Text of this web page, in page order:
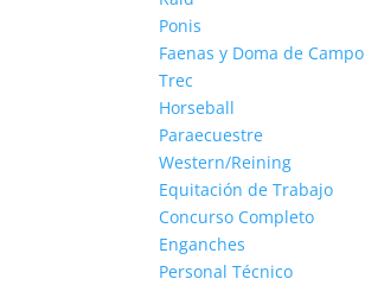
Ponis
Faenas y Doma de Campo
Trec
Horseball
Paraecuestre
Western/Reining
Equitación de Trabajo
Concurso Completo
Enganches
Personal Técnico